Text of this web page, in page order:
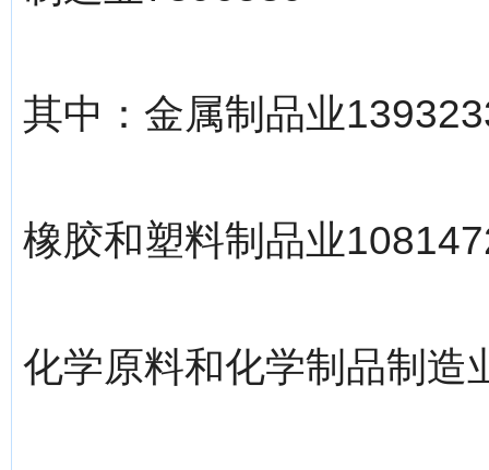
其中：金属制品业
橡胶和塑料制品业
化学原料和化学制品制造